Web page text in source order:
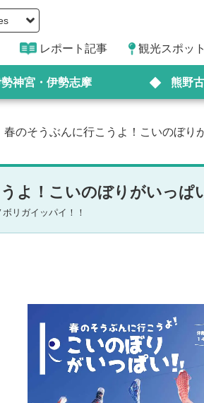
レポート記事 観光スポット
神宮・伊勢志摩 熊野
春のそうぶんに行こうよ！こいのぼり
よ！こいのぼりがいっぱ
リガイッパイ！！